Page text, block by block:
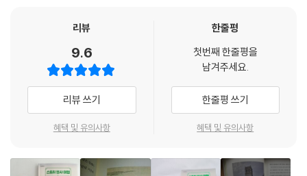
이방원의 집터는 쉽게 찾을 수 있다. 바로 서촌 자하문로에 세종대왕이 탄
생한 곳이 있기 때문이다. 세종대왕은 아버지 이방원이 왕자의 난을 일으
키기 1년 전인 1397년에 태어났다. 어쩌면 이방원은 부하들과 집을 떠나
기 전에 잠이 든 세종대왕을 잠시 보고 떠났을 수도 있다. 자하문로에서 자
하문로9길로 접어드는 사거리에서 청와대 방향으로 조금만 올라가면 길
거리에 세종대왕이 탄생한 곳이라는 표지석이 보인다.
이곳에서 출발한 이방원은 자하문로를 따라 쭉 내려왔다가 지금의 경복궁
던 삼군부에 도착한다. 1923년 전차 부설 공사로 사라진 서남쪽 망루 서십
진공작전의 한 장면을 담았다. 개혁을 이루고자 했지만 결국 무너지고만
역사학자 에드워드 카가 남긴 “역사란 현재와 과거의 끊임없는 대화이
다”라는 말처럼 역사는 과거에 머물러 있지 않고 현재와 상호작용한다. 역
사의 물길을 바꾼 장면들의 자취를 따라가다 보면 그간 역사책으로만 보던
객관적 사건들이 과거에만 머물러 있지 않고 전혀 다른 느낌으로 독자 곁
리뷰
9.6
리뷰 쓰기
혜택 및 유의사항
한줄평
첫번째 한줄평을
남겨주세요.
한줄평 쓰기
혜택 및 유의사항